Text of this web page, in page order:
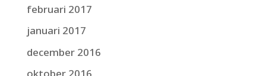
februari 2017
januari 2017
december 2016